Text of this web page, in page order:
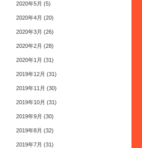
2020年5月 (5)
2020年4月 (20)
2020年3月 (26)
2020年2月 (28)
2020年1月 (31)
2019年12月 (31)
2019年11月 (30)
2019年10月 (31)
2019年9月 (30)
2019年8月 (32)
2019年7月 (31)